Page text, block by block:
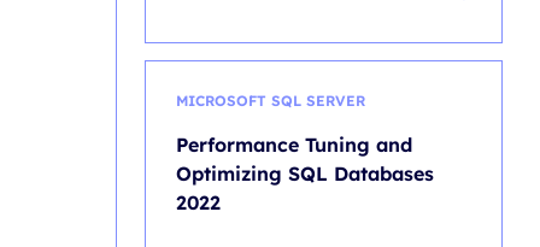
MICROSOFT SQL SERVER
Performance Tuning and
Optimizing SQL Databases
2022